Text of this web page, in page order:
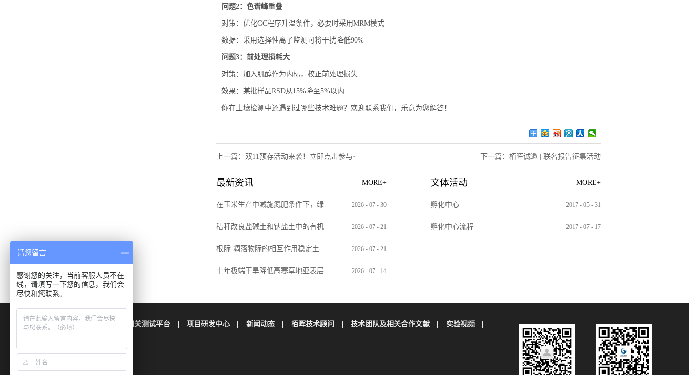
问题2：色谱峰重叠
对策：优化GC程序升温条件，必要时采用MRM模式
数据：采用选择性离子监测可将干扰降低90%
问题3：前处理损耗大
对策：加入肌醇作为内标，校正前处理损失
效果：某批样品RSD从15%降至5%以内
你在土壤检测中还遇到过哪些技术难题？欢迎联系我们，乐意为您解答！
上一篇： 双11预存活动来袭！立即点击参与~ 下一篇： 栢晖诚邀 | 联名报告征集活动
最新资讯 MORE+
在玉米生产中减施氮肥条件下，绿
肥间作增加土壤微生物残体和木质
素含量
2026 - 07 - 30
秸秆改良盐碱土和钠盐土中的有机
与无机碳损失
2026 - 07 - 21
根际-凋落物际的相互作用稳定土
壤碳取决于植物凋落物的特性
2026 - 07 - 21
十年极端干旱降低高寒草地亚表层 2026 - 07 - 14
文体活动 MORE+
孵化中心 2017 - 05 - 31
孵化中心流程 2017 - 07 - 17
公司简介 相关测试平台 项目研发中心 新闻动态 栢晖技术顾问 技术团队及相关合作文献
实验视频
请您留言
感谢您的关注，当前客服人员不在
线，请填写一下您的信息，我们会
尽快和您联系。